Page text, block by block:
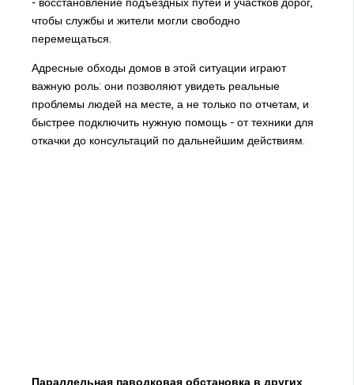
чтобы службы и жители могли свободно
перемещаться.
Адресные обходы домов в этой ситуации играют
важную роль: они позволяют увидеть реальные
проблемы людей на месте, а не только по отчетам, и
быстрее подключить нужную помощь - от техники для
откачки до консультаций по дальнейшим действиям.
Параллельная паводковая обстановка в других